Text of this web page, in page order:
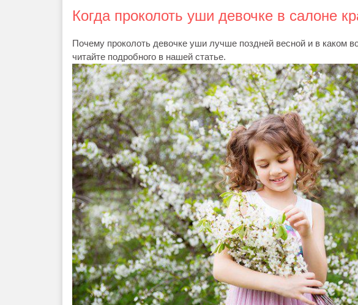
Когда проколоть уши девочке в салоне
Почему проколоть девочке уши лучше поздней весной и в каком
читайте подробного в нашей статье.